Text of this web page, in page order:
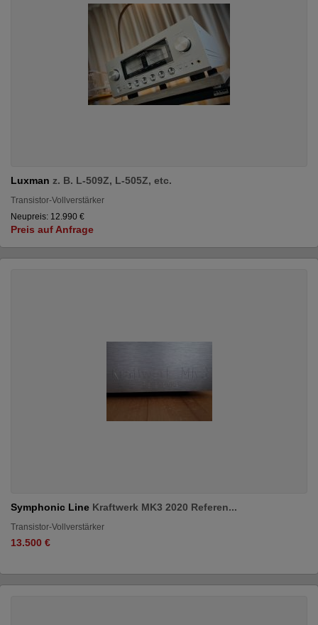
Luxman z. B. L-509Z, L-505Z, etc.
Transistor-Vollverstärker
Neupreis: 12.990 €
Preis auf Anfrage
Symphonic Line Kraftwerk MK3 2020 Referen...
Transistor-Vollverstärker
13.500 €